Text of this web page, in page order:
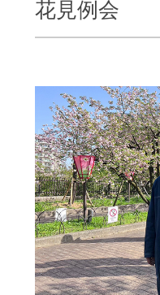
花見例会